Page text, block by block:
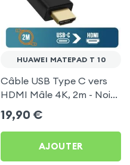
HUAWEI MATEPAD T 10
Câble USB Type C vers
HDMI Mâle 4K, 2m - Noir
pour Huawei MatePad T
10
19,90 €
AJOUTER